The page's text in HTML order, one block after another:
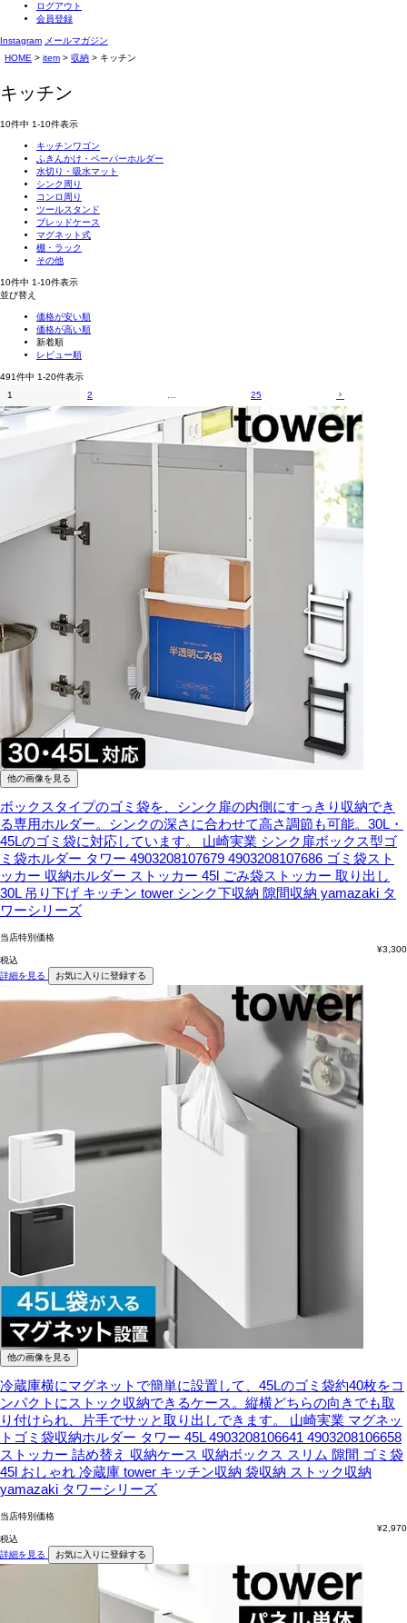
ログアウト
会員登録
Instagram メールマガジン
HOME
item 収納 キッチン
キッチン
10件中 1-10件表示
キッチンワゴン
ふきんかけ・ペーパーホルダー
水切り・吸水マット
シンク周り
コンロ周り
ツールスタンド
ブレッドケース
マグネット式
棚・ラック
その他
10件中 1-10件表示
並び替え
価格が安い順
価格が高い順
新着順
レビュー順
491件中 1-20件表示
1
2 25
他の画像を見る
ボックスタイプのゴミ袋を、シンク扉の内側にすっきり収納でき
る専用ホルダー。シンクの深さに合わせて高さ調節も可能。30L・
45Lのゴミ袋に対応しています。
山崎実業 シンク扉ボックス型ゴ
ミ袋ホルダー タワー 4903208107679 4903208107686 ゴミ袋スト
ッカー 収納ホルダー ストッカー 45l ごみ袋ストッカー 取り出し
30L 吊り下げ キッチン tower シンク下収納 隙間収納 yamazaki タ
ワーシリーズ
当店特別価格
¥3,300
税込
詳細を見る
お気に入りに登録する
他の画像を見る
冷蔵庫横にマグネットで簡単に設置して、45Lのゴミ袋約40枚をコ
ンパクトにストック収納できるケース。縦横どちらの向きでも取
り付けられ、片手でサッと取り出しできます。
山崎実業 マグネッ
トゴミ袋収納ホルダー タワー 45L 4903208106641 4903208106658
ストッカー 詰め替え 収納ケース 収納ボックス スリム 隙間 ゴミ袋
45l おしゃれ 冷蔵庫 tower キッチン収納 袋収納 ストック収納
yamazaki タワーシリーズ
当店特別価格
¥2,970
税込
詳細を見る
お気に入りに登録する